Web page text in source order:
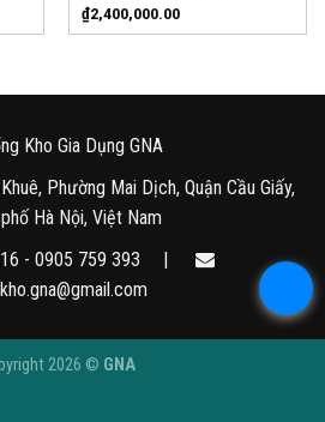
₫2,400,000.00
Kho Gia Dụng GNA
Phường Mai Dịch, Quận Cầu Giấy,
Hà Nội, Việt Nam
- 0905 759 393
|
2026 © GNA